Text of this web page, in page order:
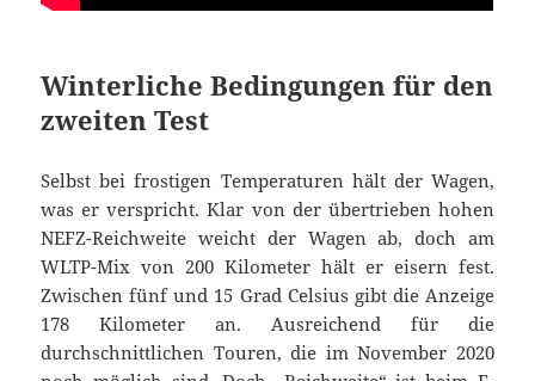
Winterliche Bedingungen für den
zweiten Test
Selbst bei frostigen Temperaturen hält der Wagen,
was er verspricht. Klar von der übertrieben hohen
NEFZ-Reichweite weicht der Wagen ab, doch am
WLTP-Mix von 200 Kilometer hält er eisern fest.
Zwischen fünf und 15 Grad Celsius gibt die Anzeige
178 Kilometer an. Ausreichend für die
durchschnittlichen Touren, die im November 2020